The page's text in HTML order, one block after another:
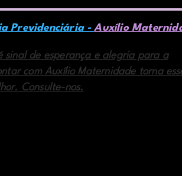
Previdenciária -Auxílio
sinal de esperança e alegria para a
com Auxílio Maternidade torna
Consulte-nos.